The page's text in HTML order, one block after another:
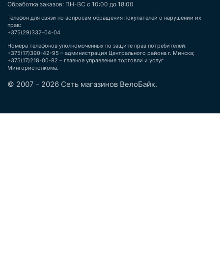
Обработка заказов: ПН-ВС с 10:00 до 18:00
Телефон для связи по вопросам обращения покупателей о нарушении их
прав:
+375(29)332-04-04
Номера телефонов уполномоченных по защите прав потребителей:
+375(17)390-42-95 – администрация Центрального района г. Минска;
+375(17)218-00-82 – главное управление торговли и услуг
Мингорисполкома.
© 2007 - 2026 Сеть магазинов ВелоБайк.